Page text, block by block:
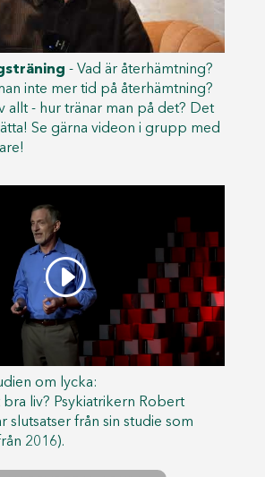
- Vad är återhämtning?
inte mer tid på återhämtning?
allt - hur tränar man på det? Det
Se gärna videon i grupp med
om lycka:
bra liv? Psykiatrikern Robert
slutsatser från sin studie som
2016).